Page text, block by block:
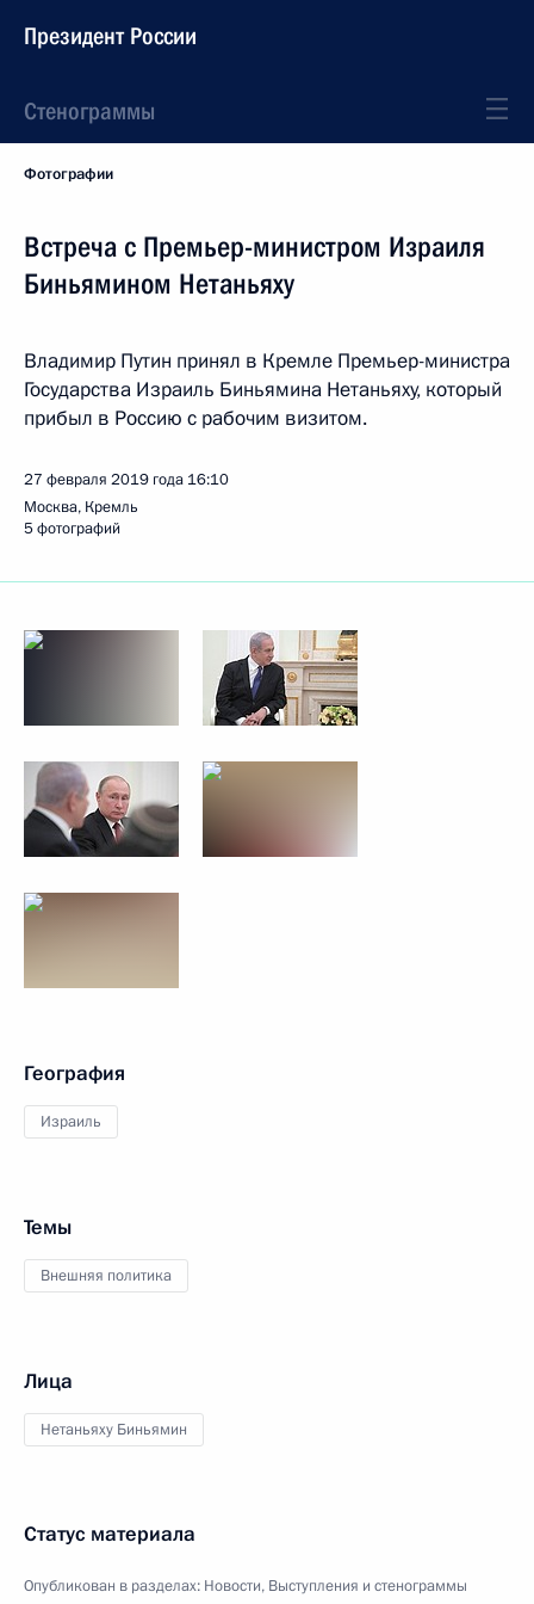
Президент России
Стенограммы
Фотографии
Встреча с Премьер-министром Израиля
Биньямином Нетаньяху
Владимир Путин принял в Кремле Премьер-министра
Государства Израиль Биньямина Нетаньяху, который
прибыл в Россию с рабочим визитом.
27 февраля 2019 года 16:10
Москва, Кремль
5 фотографий
География
Израиль
Темы
Внешняя политика
Лица
Нетаньяху Биньямин
Статус материала
Опубликован в разделах: Новости, Выступления и стенограммы